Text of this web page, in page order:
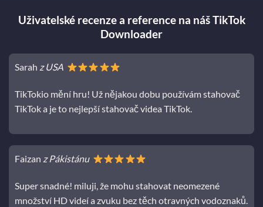
Uživatelské recenze a reference na náš TikTok
Downloader
Sarah z USA
TikTokio mění hru! Už nějakou dobu používám stahovač
TikTok a je to nejlepší stahovač videa TikTok.
Faizan z Pákistánu
Super snadné! miluji, že mohu stahovat neomezené
množství HD videí a zvuku bez těch otravných vodoznaků.